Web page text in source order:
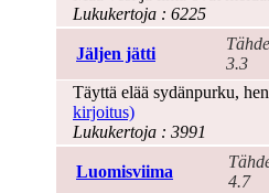
Lukukertoja : 6225
Jäljen jätti
3.3
Täyttä elää sydänpurku,
kirjoitus)
Lukukertoja : 3991
Luomisviima
4.7